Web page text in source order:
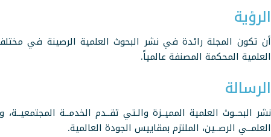
الرؤية
أن تكون المجلة رائدة في نشر البحوث العلمية الرصينة في
العلمية المحكمة المصنفة عالمياً.
الرسالة
نشر البحــوث العلمية المميــزة والـتي تقــدم الخدمــة المجتمعيــة،
العلمــي الرصــين، الملتزم بمقاييس الجودة العالمية.